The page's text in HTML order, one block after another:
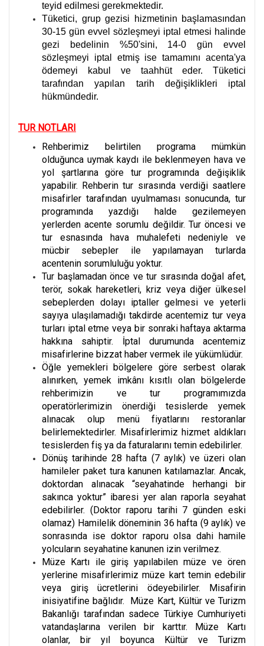
teyid edilmesi gerekmektedir.
Tüketici, grup gezisi hizmetinin başlamasından
30-15 gün evvel sözleşmeyi iptal etmesi halinde
gezi bedelinin %50'sini, 14-0 gün evvel
sözleşmeyi iptal etmiş ise tamamını acenta'ya
ödemeyi kabul ve taahhüt eder. Tüketici
tarafından yapılan tarih değişiklikleri iptal
hükmündedir.
TUR NOTLARI
Rehberimiz belirtilen programa mümkün
olduğunca uymak kaydı ile beklenmeyen hava ve
yol şartlarına göre tur programında değişiklik
yapabilir. Rehberin tur sırasında verdiği saatlere
misafirler tarafından uyulmaması sonucunda, tur
programında yazdığı halde gezilemeyen
yerlerden acente sorumlu değildir. Tur öncesi ve
tur esnasında hava muhalefeti nedeniyle ve
mücbir sebepler ile yapılamayan turlarda
acentenin sorumluluğu yoktur.
Tur başlamadan önce ve tur sırasında doğal afet,
terör, sokak hareketleri, kriz veya diğer ülkesel
sebeplerden dolayı iptaller gelmesi ve yeterli
sayıya ulaşılamadığı takdirde acentemiz tur veya
turları iptal etme veya bir sonraki haftaya aktarma
hakkına sahiptir. İptal durumunda acentemiz
misafirlerine bizzat haber vermek ile yükümlüdür.
Öğle yemekleri bölgelere göre serbest olarak
alınırken, yemek imkânı kısıtlı olan bölgelerde
rehberimizin ve tur programımızda
operatörlerimizin önerdiği tesislerde yemek
alınacak olup menü fiyatlarını restoranlar
belirlemektedirler. Misafirlerimiz hizmet aldıkları
tesislerden fiş ya da faturalarını temin edebilirler.
Dönüş tarihinde 28 hafta (7 aylık) ve üzeri olan
hamileler paket tura kanunen katılamazlar. Ancak,
doktordan alınacak “seyahatinde herhangi bir
sakınca yoktur” ibaresi yer alan raporla seyahat
edebilirler. (Doktor raporu tarihi 7 günden eski
olamaz) Hamilelik döneminin 36 hafta (9 aylık) ve
sonrasında ise doktor raporu olsa dahi hamile
yolcuların seyahatine kanunen izin verilmez.
Müze Kartı ile giriş yapılabilen müze ve ören
yerlerine misafirlerimiz müze kart temin edebilir
veya giriş ücretlerini ödeyebilirler. Misafirin
inisiyatifine bağlıdır. Müze Kart, Kültür ve Turizm
Bakanlığı tarafından sadece Türkiye Cumhuriyeti
vatandaşlarına verilen bir karttır. Müze Kartı
olanlar, bir yıl boyunca Kültür ve Turizm